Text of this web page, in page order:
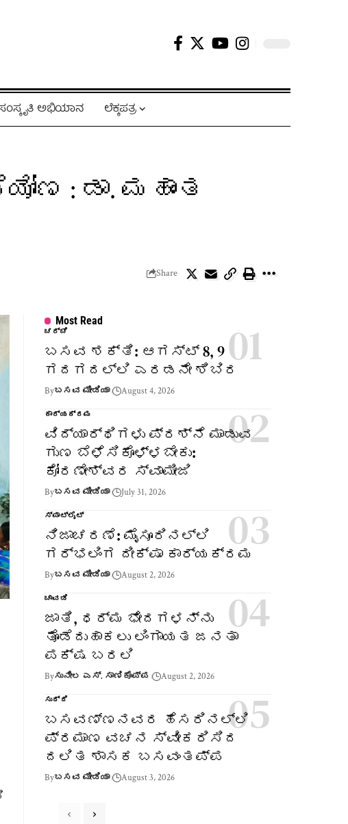
ಅಭಿಯಾನ ಲೆಕ್ಕಪತ್ರ
: ಡಾ. ಮಹಾಂತ
Share
Most Read
ಚರ್ಚೆ
ಬಸವ ಶಕ್ತಿ: ಆಗಸ್ಟ್ 8, 9
ಗದಗದಲ್ಲಿ ಎರಡನೇ ಶಿಬಿರ
Byಬಸವ ಮೀಡಿಯಾ August 4, 2026
ಕಾರ್ಯಕ್ರಮ
ವಿದ್ಯಾರ್ಥಿಗಳು ಪ್ರಶ್ನೆ ಮಾಡುವ
ಗುಣ ಬೆಳೆಸಿಕೊಳ್ಳಬೇಕು:
ಕೋರಣೇಶ್ವರ ಸ್ವಾಮೀಜಿ
Byಬಸವ ಮೀಡಿಯಾ July 31, 2026
ಸ್ಪಾಟ್‌ಲೈಟ್
ನಿಜಾಚರಣೆ: ಮೈಸೂರಿನಲ್ಲಿ
ಗರ್ಭಲಿಂಗ ದೀಕ್ಷಾ ಕಾರ್ಯಕ್ರಮ
Byಬಸವ ಮೀಡಿಯಾ August 2, 2026
ಚಾವಡಿ
ಜಾತಿ, ಧರ್ಮ ಭೇದಗಳನ್ನು
ತೊಡೆದುಹಾಕಲು ಲಿಂಗಾಯತ ಜನತಾ
ಪಕ್ಷ ಬರಲಿ
Byಸುನೀಲ ಎಸ್. ಸಾಣಿಕೊಪ್ಪ August 2, 2026
ಸುದ್ದಿ
ಬಸವಣ್ಣನವರ ಹೆಸರಿನಲ್ಲಿ
ಪ್ರಮಾಣ ವಚನ ಸ್ವೀಕರಿಸಿದ
ದಲಿತ ಶಾಸಕ ಬಸವಂತಪ್ಪ
Byಬಸವ ಮೀಡಿಯಾ August 3, 2026